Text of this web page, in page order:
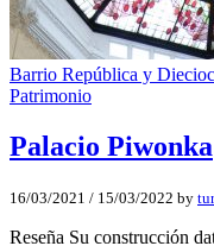
Barrio República y
Patrimonio
Palacio Piwonka
16/03/2021 / 15/03/2022 by
Reseña Su construcción